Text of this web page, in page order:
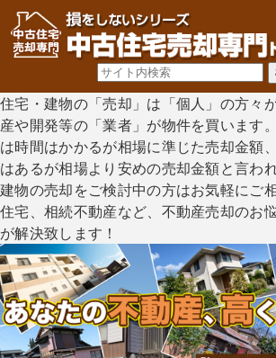
住宅・建物の「売却」は「個人」の方々
産や開発等の「業者」が物件を買います
は時間はかかるが相場に準じた売却金額
はあるが相場より安めの売却金額と言わ
建物の売却をご検討中の方はお気軽にご
住宅、相続不動産など、不動産売却のお
が解決致します！